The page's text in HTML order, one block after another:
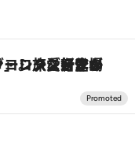
ヴァシュロン・コンスタンタン「オーヴァーシーズ・オートマティック」。旅愛好家のお気に入りコレクションから、ジェンダーレスな新作が登場